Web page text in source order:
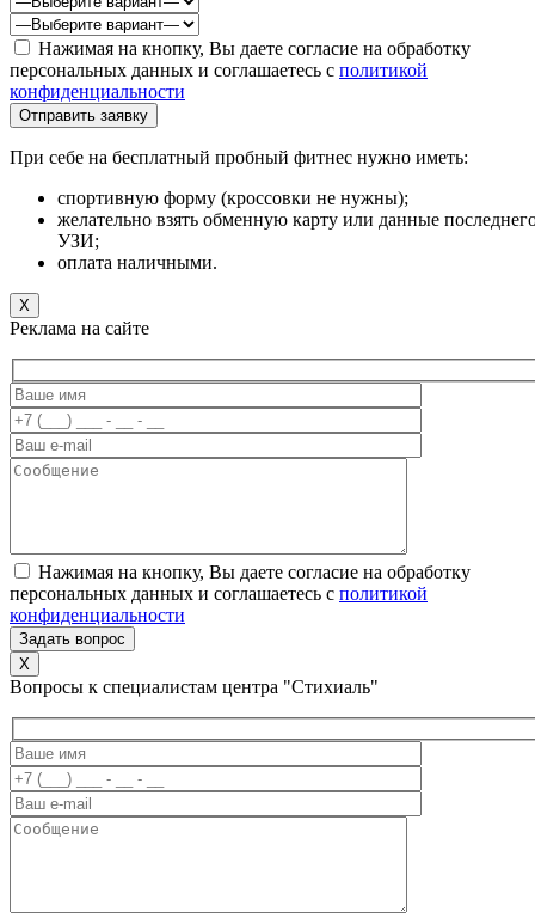
Нажимая на кнопку, Вы даете согласие на обработку
персональных данных и соглашаетесь c политикой
конфиденциальности
При себе на бесплатный пробный фитнес нужно иметь:
спортивную форму (кроссовки не нужны);
желательно взять обменную карту или данные
УЗИ;
оплата наличными.
X
Реклама на сайте
Нажимая на кнопку, Вы даете согласие на обработку
персональных данных и соглашаетесь c политикой
конфиденциальности
X
Вопросы к специалистам центра "Стихиаль"